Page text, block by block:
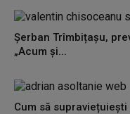
Șerban Trîmbițașu,
„Acum și...
Cum să